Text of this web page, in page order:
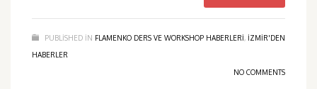
PUBLISHED IN FLAMENKO DERS VE WORKSHOP HABERLERI, IZMIR'DEN
HABERLER
NO COMMENTS